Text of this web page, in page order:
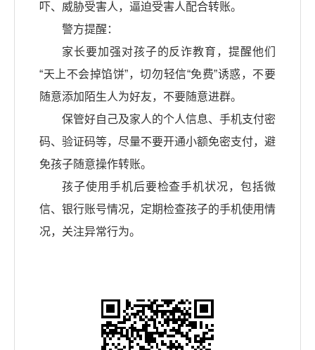
吓、威胁受害人，逼迫受害人配合转账。
警方提醒：
家长要加强对孩子的反诈教育，提醒他们
“天上不会掉馅饼”，切勿轻信“免费”诱惑，不要
随意添加陌生人为好友，不要随意进群。
保管好自己及家人的个人信息、手机支付密
码、验证码等，尽量不要开通小额免密支付，避
免孩子随意操作转账。
孩子使用手机后要检查手机状况，包括微
信、银行账号情况，定期检查孩子的手机使用情
况，关注异常行为。